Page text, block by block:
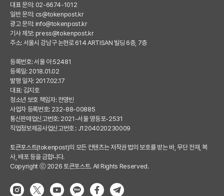
대표 문의: 02-6674-1012
일반 문의: cs@tokenpost.kr
광고 문의: info@tokenpost.kr
기사 제보: press@tokenpost.kr
주소: 서울시 강남구 논현로 614 ARTISAN 빌딩 6층, 7층
등록번호: 서울 아 52481
등록일: 2018.01.02
발행 일자: 2017.02.17
대표: 김지호
청소년 보호 책임자: 전영빈
사업자 등록번호: 232-88-00885
통신판매업신고번호: 2021-서울 영등포-2531
직업정보제공사업신고번호 : J1204020230009
토큰포스트(tokenpost)의 모든 컨텐츠는 저작권 법의 보호를 받는 바, 무단 전재, 복
사, 배포 등을 금합니다.
Copyright ⓒ 2026 토큰포스트. All Rights Reserved.